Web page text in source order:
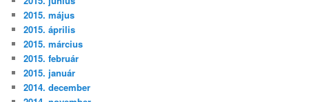
2015. május
2015. április
2015. március
2015. február
2015. január
2014. december